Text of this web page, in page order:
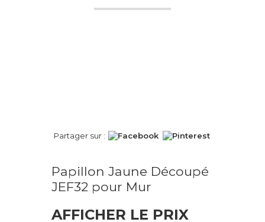
Partager sur :
Papillon Jaune Découpé
JEF32 pour Mur
AFFICHER LE PRIX